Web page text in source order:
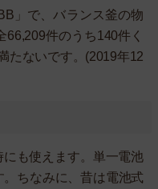
」で、バランス釜の物
件のうち140件く
たないです。(2019年12
も使えます。単一電池
ちなみに、昔は電池式